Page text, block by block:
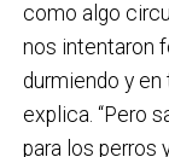
como algo
nos intentaron
durmiendo y en
explica. “Pero
para los perros